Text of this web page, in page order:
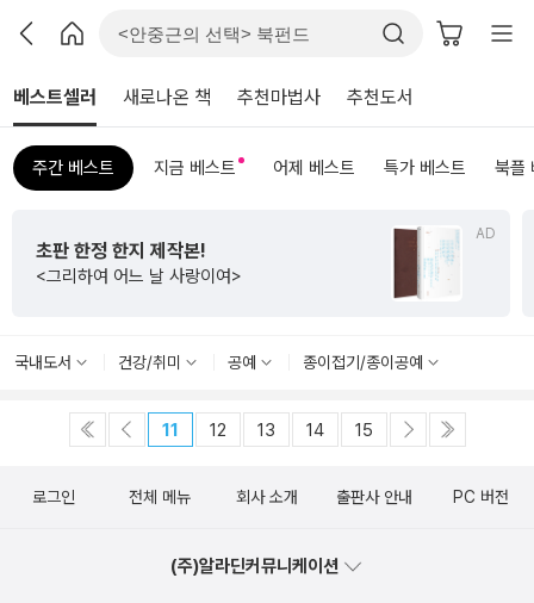
베스트셀러 새로나온 책 추천마법사 추천도서
주간 베스트 지금 베스트 어제 베스트 특가 베스트 북플
AD
초판 한정 한지 제작본!
<그리하여 어느 날 사랑이여>
국내도서 건강/취미 공예 종이접기/종이공예
11 12 13 14 15
로그인 전체 메뉴 회사 소개 출판사 안내 PC 버전
(주)알라딘커뮤니케이션